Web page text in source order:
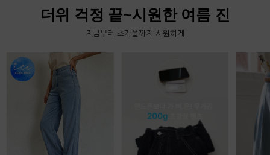
더위 걱정 끝~시원한 여름 진
지금부터 초가을까지 시원하게
(2기장)
31,500
리뷰: 6 |
빈티지 워